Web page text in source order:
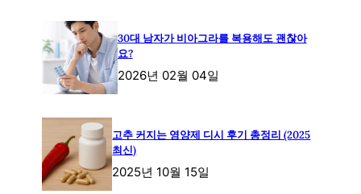
30대 남자가 비아그라를 복용해도 괜찮아
요?
2026년 02월 04일
고추 커지는 영양제 디시 후기 총정리 (2025
최신)
2025년 10월 15일